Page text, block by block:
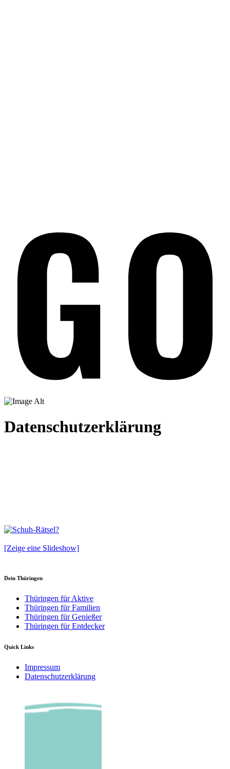
Datenschutzerklärung
[Zeige eine Slideshow]
Dein Thüringen
Thüringen für Aktive
Thüringen für Familien
Thüringen für Genießer
Thüringen für Entdecker
Quick Links
Impressum
Datenschutzerklärung